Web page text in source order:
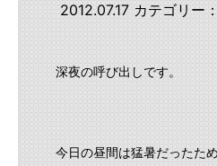
2012.07.17 カテゴリー：
深夜の呼び出しです。
今日の昼間は猛暑だったた